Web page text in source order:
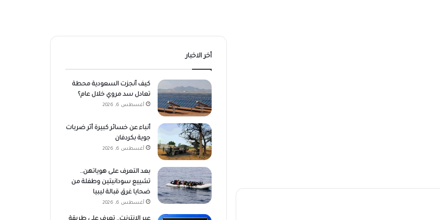
أخر الاخبار
كيف أنجزت السعودية محطة
تعادل سد مروي خلال عام؟
أغسطس 6, 2026
أنباء عن خسائر كبيرة أثر ضربات
جوية بكردفان
أغسطس 6, 2026
بعد التعرف على هوياتهن..
تشييع سودانيتين وطفلة من
ضحايا غرق قبالة ليبيا
أغسطس 6, 2026